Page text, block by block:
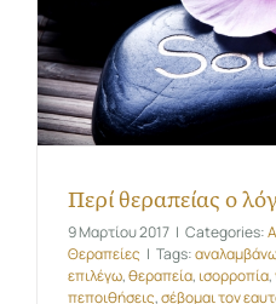
Περί θεραπείας ο
9 Μαρτίου 2017 | Categories:
Θεραπείες | Tags:
επιλέγω,θεραπεία, ισορροπία,
πεποιθήσεις,σέβομαι τον